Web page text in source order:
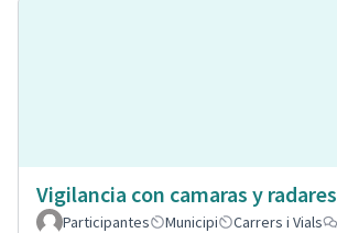
Vigilancia con camaras y radares
Participantes
Municipi Carrers i Vials